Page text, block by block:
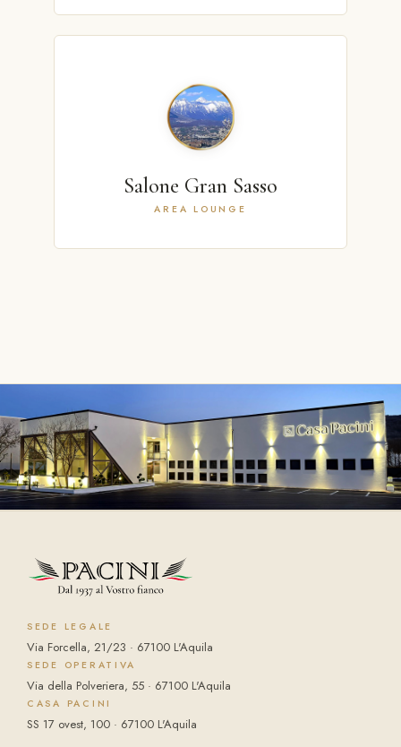
Salone Gran Sasso
AREA LOUNGE
SEDE LEGALE
Via Forcella, 21/23 · 67100 L'Aquila
SEDE OPERATIVA
Via della Polveriera, 55 · 67100 L'Aquila
CASA PACINI
SS 17 ovest, 100 · 67100 L'Aquila